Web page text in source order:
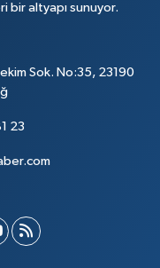
bir altyapı sunuyor.
Sok. No:35, 23190
23